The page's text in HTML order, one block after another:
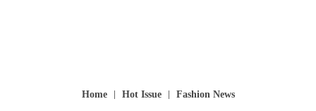
Home Hot Issue Fashion News